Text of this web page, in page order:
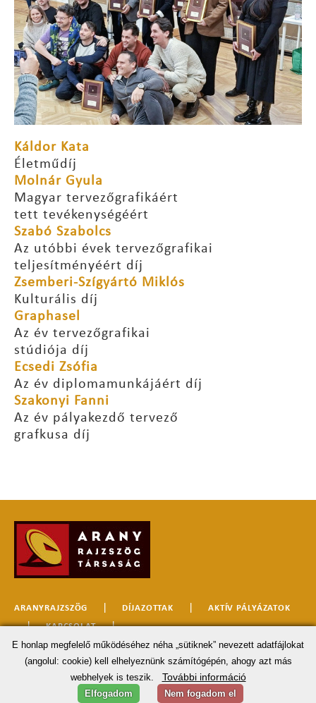
Káldor Kata
Életműdíj
Molnár Gyula
Magyar tervezőgrafikáért
tett tevékenységéért
Szabó Szabolcs
Az utóbbi évek tervezőgrafikai
teljesítményéért díj
Zsemberi-Szígyártó Miklós
Kulturális díj
Graphasel
Az év tervezőgrafikai
stúdiója díj
Ecsedi Zsófia
Az év diplomamunkájáért díj
Szakonyi Fanni
Az év pályakezdő tervező
grafkusa díj
ARANYRAJZSZÖG DÍJAZOTTAK AKTÍV PÁLYÁZATOK
| KAPCSOLAT |
© 2026 MINDEN JOG FENNTARTVA. •ADATKEZELÉSI TÁJÉKOZTATÓ
E honlap megfelelő működéséhez néha „sütiknek” nevezett adatfájlokat
(angolul: cookie) kell elhelyeznünk számítógépén, ahogy azt más
webhelyek is teszik. További információ
Elfogadom Nem fogadom el